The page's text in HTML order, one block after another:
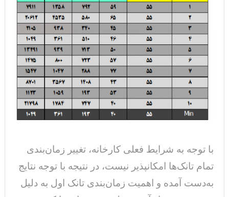
با توجه به شرایط فعلی کارخانه، تغییر زمان‌بندی
تمام تانک‌ها امکانپذیر نیست، در نتیجه با توجه نتایج
به‌دست آمده و اهمیت زمان‌بندی تانک اول به دلیل